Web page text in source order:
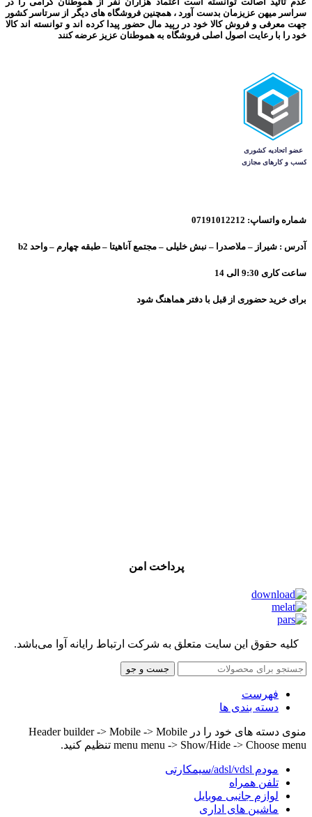
سراسر میهن عزیزمان بدست آورد ، همچنین فروشگاه های دیگر از سرتاسر کشور
جهت معرفی و فروش کالا خود در رپید مال حضور پیدا کرده اند و توانسته اند کالا
خود را با رعایت اصول اصلی فروشگاه به هموطنان عزیز عرضه کنند
شماره واتساپ: 07191012212
آدرس : شیراز – ملاصدرا – نبش خلیلی – مجتمع آناهیتا – طبقه چهارم – واحد b2
ساعت کاری 9:30 الی 14
برای خرید حضوری از قبل با دفتر هماهنگ شود
پرداخت امن
کلیه حقوق این سایت متعلق به شرکت ارتباط رایانه آوا می‌باشد.
جست و جو
فهرست
دسته بندی ها
منوی دسته های خود را در Header builder -> Mobile -> Mobile
menu menu -> Show/Hide -> Choose menu تنظیم کنید.
مودم adsl/vdsl/سیمکارتی
تلفن همراه
لوازم جانبی موبایل
ماشین های اداری